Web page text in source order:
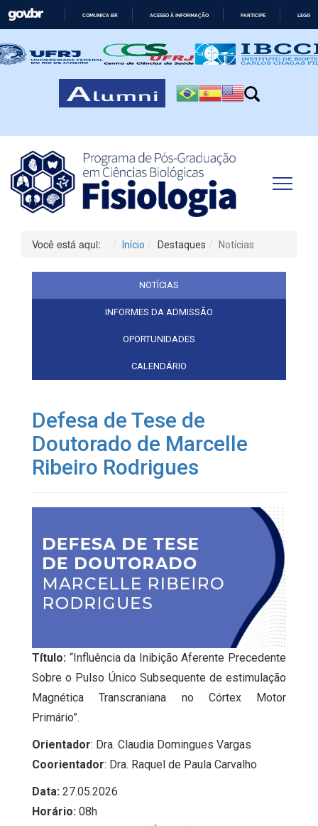
PARA
O
CONTEÚDO
COMUNICA BR ACESSO À INFORMAÇÃO PARTICIPE
Você está aqui: Início Destaques Notícias
NOTÍCIAS
INFORMES DA ADMISSÃO
OPORTUNIDADES
CALENDÁRIO
Defesa de Tese de
Doutorado de Marcelle
Ribeiro Rodrigues
Título: “Influência da Inibição Aferente Precedente
Sobre o Pulso Único Subsequente de estimulação
Magnética Transcraniana no Córtex Motor
Primário”.
Orientador: Dra. Claudia Domingues Vargas
Coorientador: Dra. Raquel de Paula Carvalho
Data: 27.05.2026
Horário: 08h